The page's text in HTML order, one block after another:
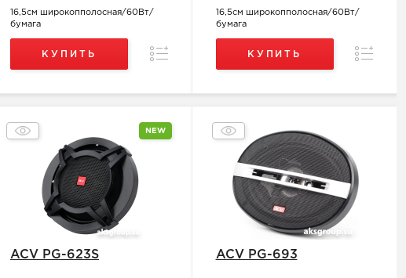
16,5см широкопполосная/60Вт/
бумага
КУПИТЬ Сравнение
16,5см широкопполосная/60Вт/
бумага
КУПИТЬ
NEW
ACV PG-623S ACV PG-693